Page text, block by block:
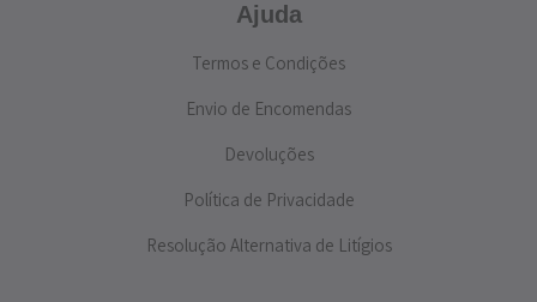
Ajuda
Termos e Condições
Envio de Encomendas
Devoluções
Política de Privacidade
Resolução Alternativa de Litígios